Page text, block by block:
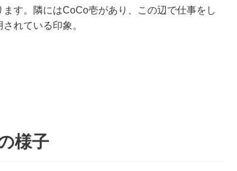
す。隣にはCoCo壱があり、この辺で仕事をし
れている印象。
様子